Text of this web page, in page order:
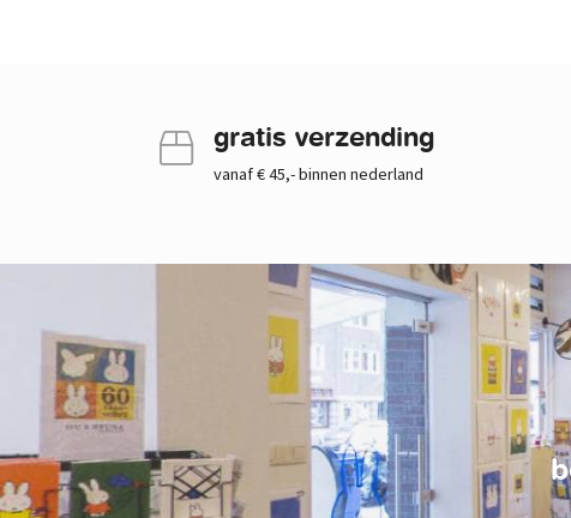
gratis verzending
vanaf € 45,- binnen nederland